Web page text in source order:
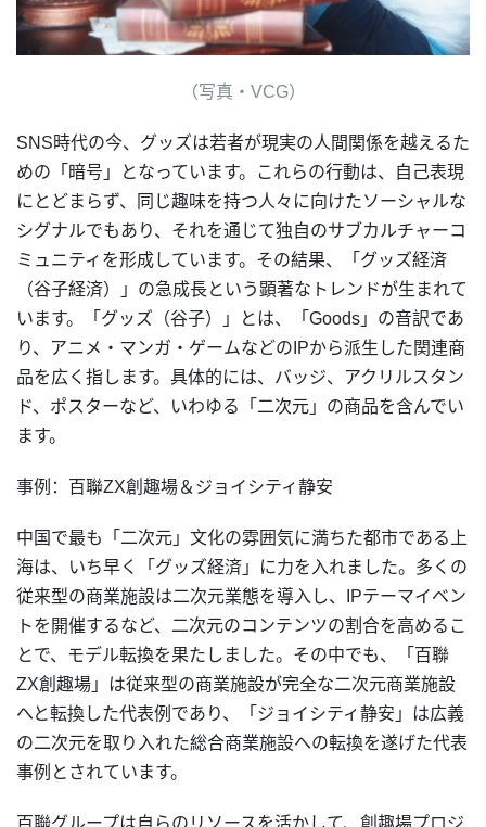
（写真・VCG）
SNS時代の今、グッズは若者が現実の人間関係を越えるた
めの「暗号」となっています。これらの行動は、自己表現
にとどまらず、同じ趣味を持つ人々に向けたソーシャルな
シグナルでもあり、それを通じて独自のサブカルチャーコ
ミュニティを形成しています。その結果、「グッズ経済
（谷子経済）」の急成長という顕著なトレンドが生まれて
います。「グッズ（谷子）」とは、「Goods」の音訳であ
り、アニメ・マンガ・ゲームなどのIPから派生した関連商
品を広く指します。具体的には、バッジ、アクリルスタン
ド、ポスターなど、いわゆる「二次元」の商品を含んでい
ます。
事例：百聯ZX創趣場＆ジョイシティ静安
中国で最も「二次元」文化の雰囲気に満ちた都市である上
海は、いち早く「グッズ経済」に力を入れました。多くの
従来型の商業施設は二次元業態を導入し、IPテーマイベン
トを開催するなど、二次元のコンテンツの割合を高めるこ
とで、モデル転換を果たしました。その中でも、「百聯
ZX創趣場」は従来型の商業施設が完全な二次元商業施設
へと転換した代表例であり、「ジョイシティ静安」は広義
の二次元を取り入れた総合商業施設への転換を遂げた代表
事例とされています。
百聯グループは自らのリソースを活かして、創趣場プロジ